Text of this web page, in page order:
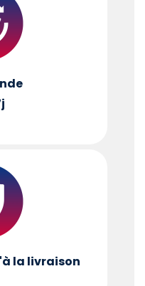
la livraison